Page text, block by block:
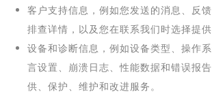
客户支持信息，例如您发送的消息、反
排查详情，以及您在联系我们时选择提供
设备和诊断信息，例如设备类型、操作
言设置、崩溃日志、性能数据和错误报
供、保护、维护和改进服务。